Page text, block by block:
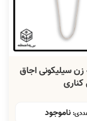
سیلیکونی اجاق
کناری
ناموجود